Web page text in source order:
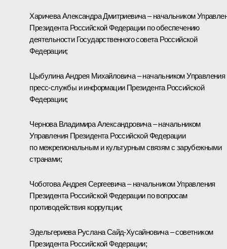
Харичева Александра Дмитриевича – начальником
Президента Российской Федерации по обеспечению
деятельности Государственного совета Российской
Федерации;
Цыбулина Андрея Михайловича – начальником Управления
пресс-службы и информации Президента Российской
Федерации;
Чернова Владимира Александровича – начальником
Управления Президента Российской Федерации
по межрегиональным и культурным связям с зарубежными
странами;
Чоботова Андрея Сергеевича – начальником Управления
Президента Российской Федерации по вопросам
противодействия коррупции;
Эдельгериева Руслана Сайд-Хусайновича – советником
Президента Российской Федерации;